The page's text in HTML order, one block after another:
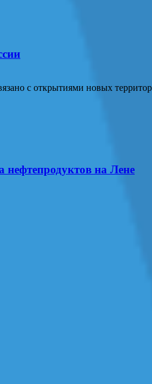
с открытиями новых
нефтепродуктов на Лене